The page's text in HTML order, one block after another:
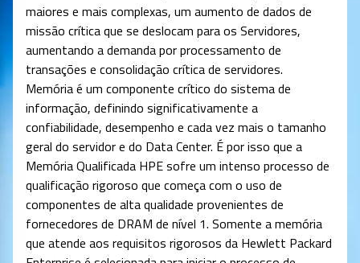
maiores e mais complexas, um aumento de dados de
missão crítica que se deslocam para os Servidores,
aumentando a demanda por processamento de
transações e consolidação crítica de servidores.
Memória é um componente crítico do sistema de
informação, definindo significativamente a
confiabilidade, desempenho e cada vez mais o tamanho
geral do servidor e do Data Center. É por isso que a
Memória Qualificada HPE sofre um intenso processo de
qualificação rigoroso que começa com o uso de
componentes de alta qualidade provenientes de
fornecedores de DRAM de nível 1. Somente a memória
que atende aos requisitos rigorosos da Hewlett Packard